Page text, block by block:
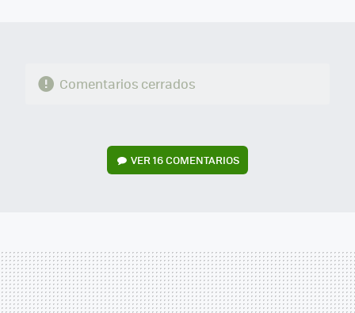
Comentarios cerrados
VER16 COMENTARIOS